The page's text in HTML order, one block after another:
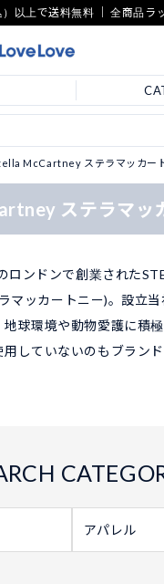
以上で送料無料 ｜ 全商品ラ
McCartney ステラマッカー
ステラマッ
ロンドンで創業された
マッカートニー)。設立
球環境や動物愛護に積
していないのもブラン
アパレル